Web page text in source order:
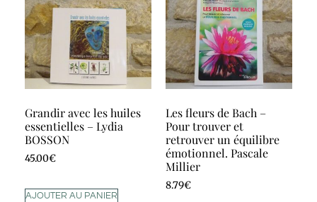
Grandir avec les huiles
essentielles – Lydia
BOSSON
45.00€
AJOUTER AU PANIER
Les fleurs de Bach –
Pour trouver et
retrouver un équilibre
émotionnel. Pascale
Millier
8.79€